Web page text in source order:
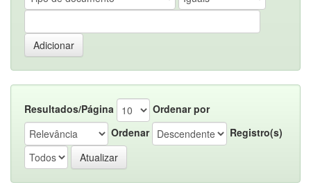
Resultados/Página
Ordenar por
Ordenar
Registro(s)